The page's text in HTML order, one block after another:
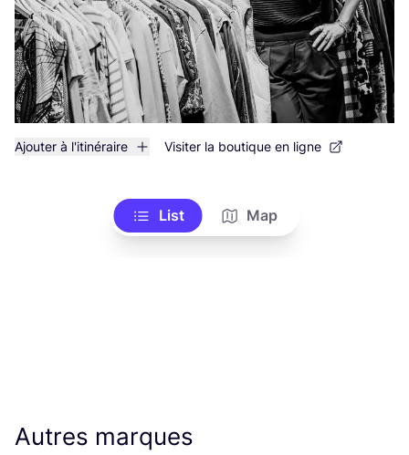
Ajouter à l'itinéraire Visiter la boutique en ligne
List Map
Autres marques